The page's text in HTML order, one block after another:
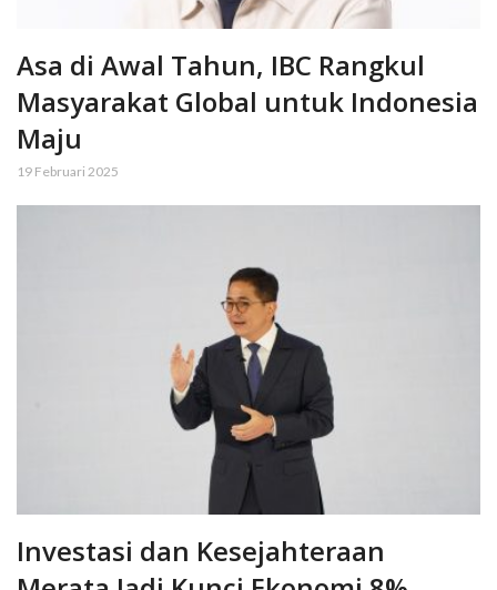
Asa di Awal Tahun, IBC Rangkul
Masyarakat Global untuk Indonesia
Maju
19 Februari 2025
Investasi dan Kesejahteraan